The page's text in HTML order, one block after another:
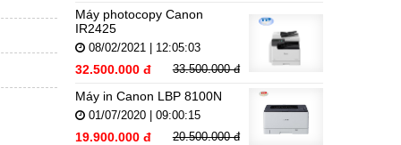
Máy photocopy Canon
IR2425
08/02/2021 | 12:05:03
32.500.000 đ 33.500.000 đ
Máy in Canon LBP 8100N
01/07/2020 | 09:00:15
19.900.000 đ 20.500.000 đ